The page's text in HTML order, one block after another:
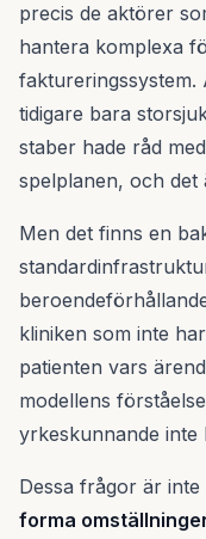
precis de aktörer
hantera komplexa
faktureringssystem.
tidigare bara
staber hade råd
spelplanen, och det
Men det finns en
kliniken som inte
patienten vars
modellens
yrkeskunnande inte
Dessa frågor är
forma